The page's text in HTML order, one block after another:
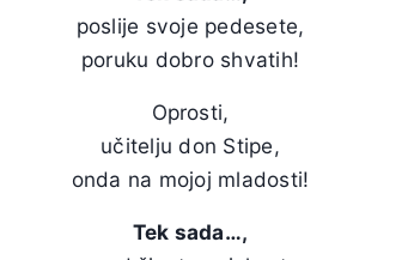
poslije svoje pedesete,
poruku dobro shvatih!
Oprosti,
učitelju don Stipe,
onda na mojoj mladosti!
Tek sada…,